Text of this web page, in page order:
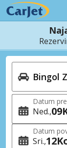
Datum
Ned. 09
Datum
Sri. 12